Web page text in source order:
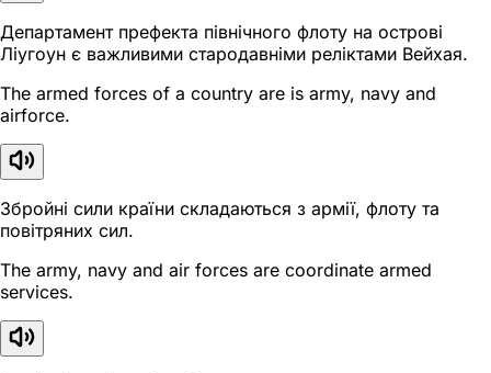
Департамент префекта північного флоту на острові
Ліугоун є важливими стародавніми реліктами Вейхая.
The armed forces of a country are is army, navy and
airforce.
Збройні сили країни складаються з армії, флоту та
повітряних сил.
The army, navy and air forces are coordinate armed
services.